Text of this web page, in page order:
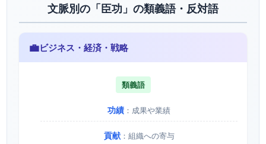
文脈別の「臣功」の類義語・反対語
💼ビジネス・経済・戦略
類義語
功績 ：成果や業績
貢献：組織への寄与